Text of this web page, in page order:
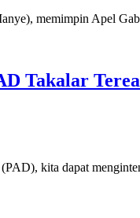
memimpin Apel
Takalar
kita dapat